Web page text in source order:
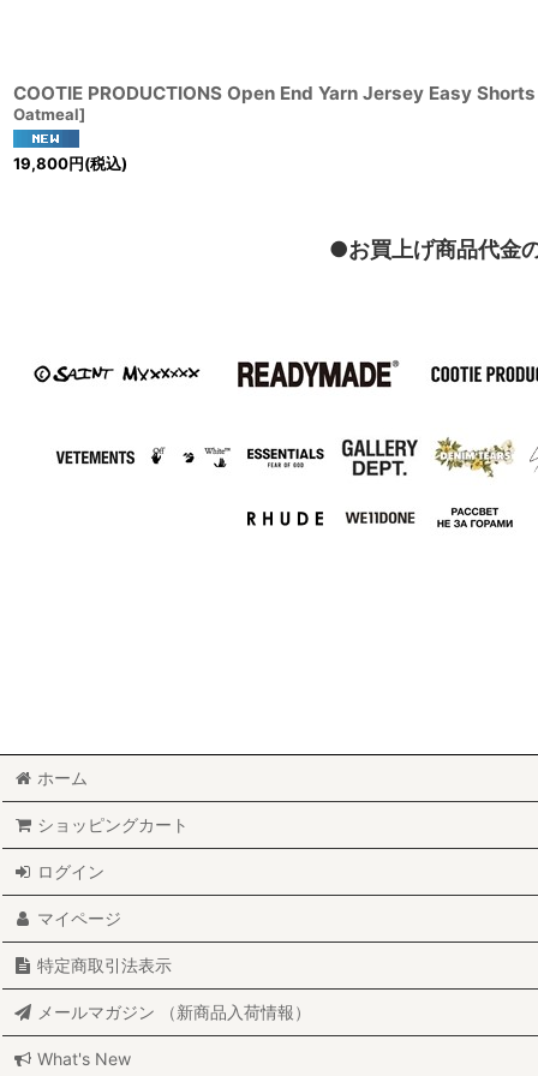
COOTIE PRODUCTIONS Open End Yarn Jersey Easy
Oatmeal]
19,800円(税込)
●お買上げ商品代金
ホーム
ショッピングカート
ログイン
マイページ
特定商取引法表示
メールマガジン （新商品入荷情報）
What's New